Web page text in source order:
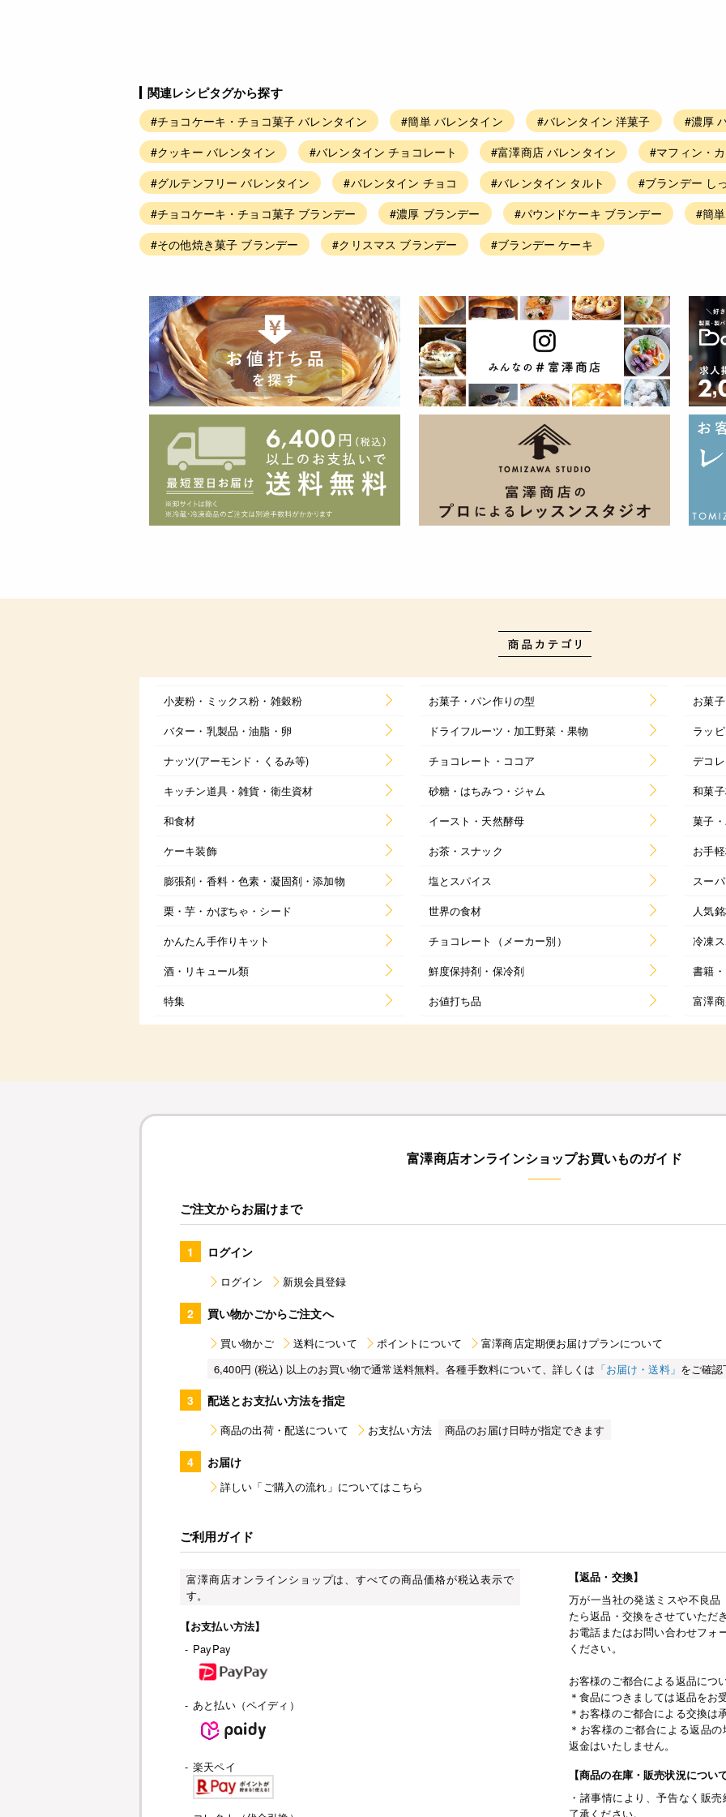
関連レシピタグから探す
#チョコケーキ・チョコ菓子 バレンタイン #簡単 バレンタイン #バレンタイン 洋菓子
#濃厚
#クッキー バレンタイン
#バレンタイン チョコレート #富澤商店 バレンタイン
#マフィン・
#グルテンフリー バレンタイン
#バレンタイン チョコ #バレンタイン タルト
#ブランデー し
#チョコケーキ・チョコ菓子 ブランデー
#濃厚 ブランデー #パウンドケーキ ブランデー
#簡
#その他焼き菓子 ブランデー
#クリスマス ブランデー #ブランデー ケーキ
小麦粉・ミックス粉・雑穀粉 お菓子・パン作りの型
お菓
バター・乳製品・油脂・卵
ドライフルーツ・加工野菜・果物
ラッ
ナッツ(アーモンド・くるみ等)
チョコレート・ココア
デコ
キッチン道具・雑貨・衛生資材
砂糖・はちみつ・ジャム
和菓
和食材
イースト・天然酵母
菓子
ケーキ装飾
お茶・スナック
お手
膨張剤・香料・色素・凝固剤・添加物
塩とスパイス
スー
栗・芋・かぼちゃ・シード
世界の食材
人気
かんたん手作りキット
チョコレート（メーカー別）
冷凍
酒・リキュール類
鮮度保持剤・保冷剤
書籍
特集
お値打ち品 富澤
富澤商店オンラインショップお買いものガイド
ご注文からお届けまで
1 ログイン
ログイン 新規会員登録
2 買い物かごからご注文へ
買い物かご 送料について ポイントについて
富澤商店定期便お届けプランについて
6,400円 (税込) 以上のお買い物で通常送料無料。各種手数料について、詳しくは 「お届け・送料」 をご確
3 配送とお支払い方法を指定
商品の出荷・配送について お支払い方法 商品のお届け日時が指定できます
4 お届け
詳しい「ご購入の流れ」についてはこちら
ご利用ガイド
富澤商店オンラインショップは、すべての商品価格が税込表示で
す。
【お支払い方法】
- PayPay
- あと払い（ペイディ）
- 楽天ペイ
【返品・交換】
万が一当社の発送ミスや不良
たら返品・交換をさせていただ
お電話またはお問い合わせフォ
ください。
お客様のご都合による返品につ
＊食品につきましては返品をお
＊お客様のご都合による交換は
＊お客様のご都合による返品
返金はいたしません。
【商品の在庫・販売状況につい
・諸事情により、予告なく販
了承ください。